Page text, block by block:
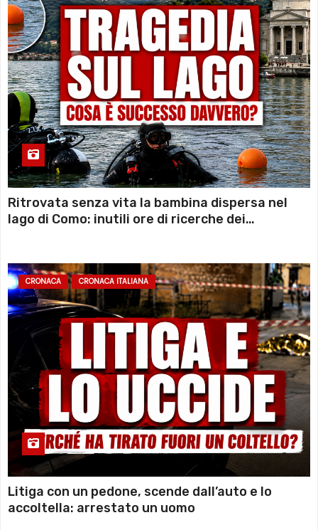
Ritrovata senza vita la bambina dispersa nel
lago di Como: inutili ore di ricerche dei
CRONACA CRONACA ITALIANA
Litiga con un pedone, scende dall’auto e lo
accoltella: arrestato un uomo